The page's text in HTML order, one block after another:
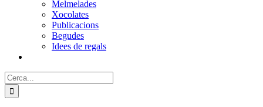
Melmelades
Xocolates
Publicacions
Begudes
Idees de regals
Cerca: